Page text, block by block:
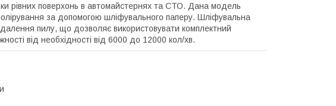
рівних поверхонь в автомайстернях та СТО. Дана модель
за допомогою шліфувального паперу. Шліфувальна
пилу, що дозволяє використовувати комплектний
від необхідності від 6000 до 12000 кол/хв.